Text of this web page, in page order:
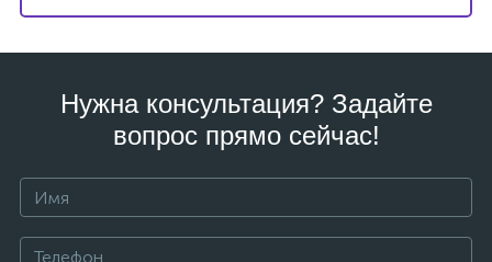
Нужна консультация? Задайте
вопрос прямо сейчас!